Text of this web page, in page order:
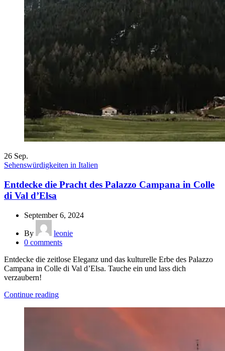
26 Sep.
Sehenswürdigkeiten in Italien
Entdecke die Pracht des Palazzo Campana in Colle
di Val d’Elsa
September 6, 2024
By
leonie
0 comments
Entdecke die zeitlose Eleganz und das kulturelle Erbe des Palazzo
Campana in Colle di Val d’Elsa. Tauche ein und lass dich
verzaubern!
Continue reading